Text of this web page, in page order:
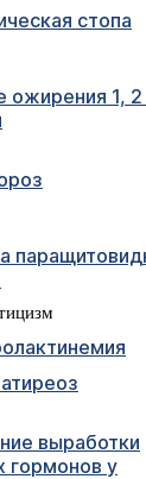
стопа
ожирения 1, 2
выработки
гормонов у